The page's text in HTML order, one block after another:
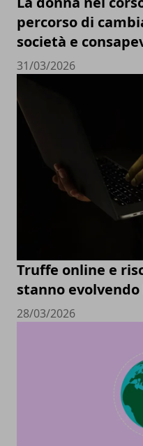
percorso di
società e
31/03/2026
Truffe online e
stanno
28/03/2026